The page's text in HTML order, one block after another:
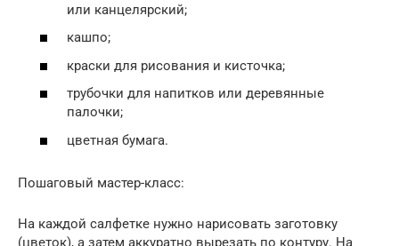
или канцелярский;
кашпо;
краски для рисования и кисточка;
трубочки для напитков или деревянные
палочки;
цветная бумага.
Пошаговый мастер-класс:
На каждой салфетке нужно нарисовать заготовку
(цветок), а затем аккуратно вырезать по контуру. На